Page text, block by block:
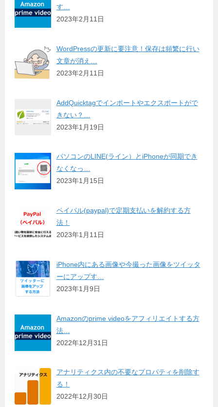
す…
2023年2月11日
WordPressの更新に要注意！保存は頻繁に行い
文章が消え…
2023年2月11日
AddQuicktagでインポートやエクスポートがで
きない？…
2023年1月19日
パソコンのLINE(ライン）とiPhoneが同期でき
なくなっ…
2023年1月15日
ペイパル(paypal)で定期支払いを解約する方
法！
2023年1月11日
iPhone内にある画像や今撮った画像をツイッタ
ーにアップす…
2023年1月9日
Amazonのprime videoをアフィリエイトする方
法…
2022年12月31日
アナリティクス内の不要なプロパティを削除す
る！
2022年12月30日